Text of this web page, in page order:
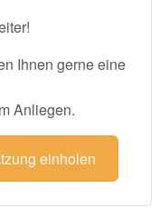
Ihnen gerne eine
Anliegen.
einholen